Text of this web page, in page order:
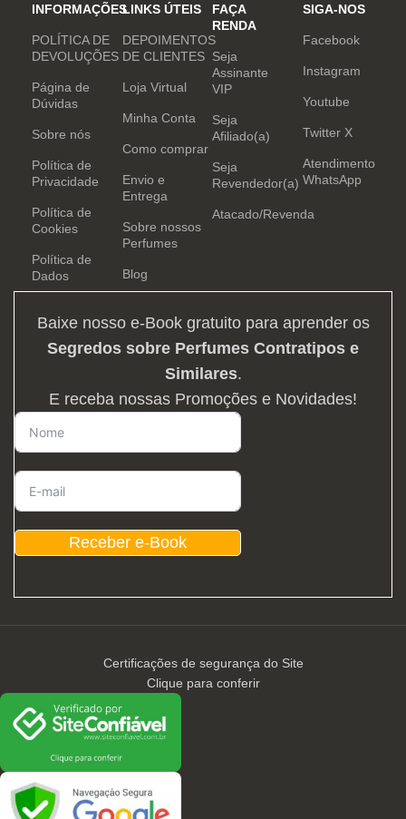
INFORMAÇÕES
POLÍTICA DE
DEVOLUÇÕES
Página de
Dúvidas
Sobre nós
Política de
Privacidade
Política de
Cookies
Política de
Dados
LINKS ÚTEIS
DEPOIMENTOS
DE CLIENTES
Loja Virtual
Minha Conta
Como comprar
Envio e
Entrega
Sobre nossos
Perfumes
Blog
FAÇA
RENDA
Seja
Assinante
VIP
Seja
Afiliado(a)
Seja
Revendedor(a)
Atacado/Revenda
SIGA-NOS
Facebook
Instagram
Youtube
Twitter X
Atendimento
WhatsApp
Baixe nosso e-Book gratuito para aprender os
Segredos sobre Perfumes Contratipos e
Similares.
E receba nossas Promoções e Novidades!
Receber e-Book
Certificações de segurança do Site
Clique para conferir